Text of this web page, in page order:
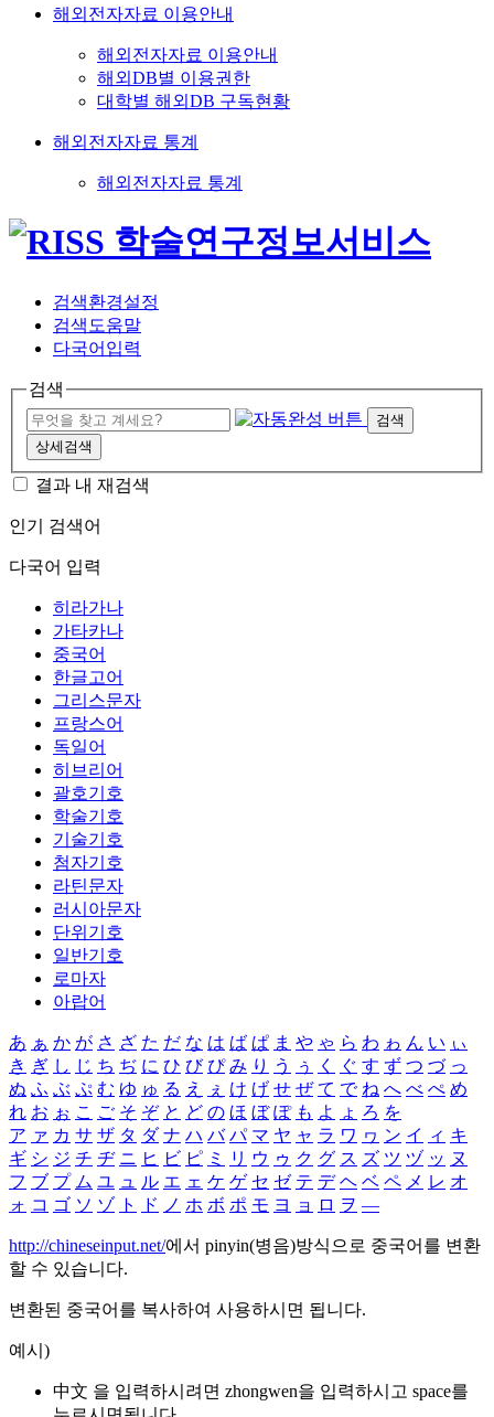
해외전자자료 이용안내
해외전자자료 이용안내
해외DB별 이용권한
대학별 해외DB 구독현황
해외전자자료 통계
해외전자자료 통계
검색환경설정
검색도움말
다국어입력
검색
검색
상세검색
결과 내 재검색
인기 검색어
다국어 입력
히라가나
가타카나
중국어
한글고어
그리스문자
프랑스어
독일어
히브리어
괄호기호
학술기호
기술기호
첨자기호
라틴문자
러시아문자
단위기호
일반기호
로마자
아랍어
あ ぁ か が さ ざ た だ な は ば ぱ ま や ゃ ら わ ゎ ん い ぃ
き ぎ し じ ち ぢ に ひ び ぴ み り う ぅ く ぐ す ず つ づ っ
ぬ ふ ぶ ぷ む ゆ ゅ る え ぇ け げ せ ぜ て で ね へ べ ぺ め
れ お ぉ こ ご そ ぞ と ど の ほ ぼ ぽ も よ ょ ろ を
ア ァ カ サ ザ タ ダ ナ ハ バ パ マ ヤ ャ ラ ワ ヮ ン イ ィ キ
ギ シ ジ チ ヂ ニ ヒ ビ ピ ミ リ ウ ゥ ク グ ス ズ ツ ヅ ッ ヌ
フ ブ プ ム ユ ュ ル エ ェ ケ ゲ セ ゼ テ デ ヘ ベ ペ メ レ オ
ォ コ ゴ ソ ゾ ト ド ノ ホ ボ ポ モ ヨ ョ ロ ヲ ―
http://chineseinput.net/에서 pinyin(병음)방식으로 중국어를 변환
할 수 있습니다.
변환된 중국어를 복사하여 사용하시면 됩니다.
예시)
中文 을 입력하시려면 zhongwen을 입력하시고 space를